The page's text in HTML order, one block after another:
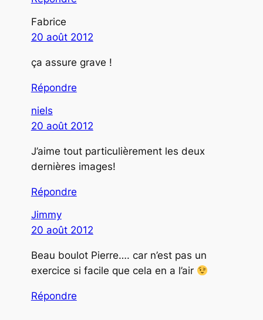
Fabrice
20 août 2012
ça assure grave !
Répondre
niels
20 août 2012
J’aime tout particulièrement les deux
dernières images!
Répondre
Jimmy
20 août 2012
Beau boulot Pierre…. car n’est pas un
exercice si facile que cela en a l’air
Répondre